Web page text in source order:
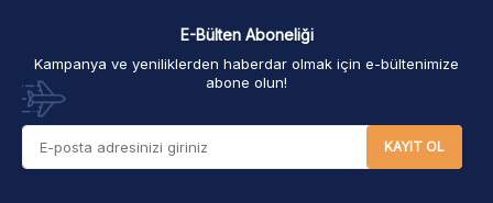
de mürekkep akışının dengeli olmasını sağlanır.
Canon orijinal dolum mürekkebi, kalitesi muadil ya da
uyumsuz mürekkeplerin neden olabileceği baskı
kafasında tortu, renklerde solma ve çizgilenme
sorunlarının yaşanmasını engeller.Canon yazıcınızdan
en iyi performansı almak için sitemizde yer alan orijinal
mürekkep seçeneklerini güvenle inceleyebilirsiniz.
E-Bülten Aboneliği
Kampanya ve yeniliklerden haberdar olmak için e-bültenimize
abone olun!
KAYIT OL